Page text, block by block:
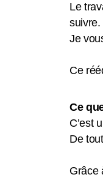
Le
suivre.
Je
Ce
Ce
C’est
De
Grâce